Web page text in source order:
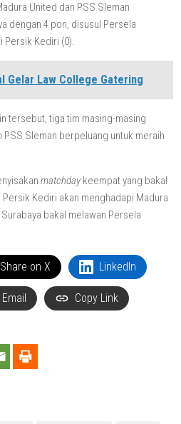
United dan PSS Sleman
dengan 4 pon, disusul Persela
Persik Kediri (0).
Gelar Law College Gatering
tersebut, tiga tim masing-masing
Sleman berpeluang untuk meraih
matchdaykeempat yang bakal
Kediri akan menghadapi Madura
bakal melawan Persela
Share on X LinkedIn
Email Copy Link